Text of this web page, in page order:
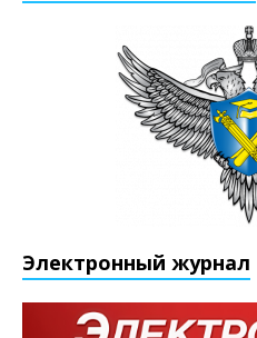
Электронный журнал